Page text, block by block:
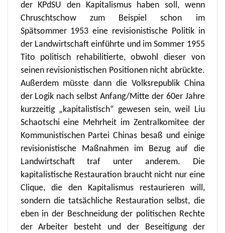
der KPdSU den Kapitalismus haben soll, wenn
Chruschtschow zum Beispiel schon im
Spätsommer 1953 eine revisionistische Politik in
der Landwirtschaft einführte und im Sommer 1955
Tito politisch rehabilitierte, obwohl dieser von
seinen revisionistischen Positionen nicht abrückte.
Außerdem müsste dann die Volksrepublik China
der Logik nach selbst Anfang/Mitte der 60er Jahre
kurzzeitig „kapitalistisch“ gewesen sein, weil Liu
Schaotschi eine Mehrheit im Zentralkomitee der
Kommunistischen Partei Chinas besaß und einige
revisionistische Maßnahmen im Bezug auf die
Landwirtschaft traf unter anderem. Die
kapitalistische Restauration braucht nicht nur eine
Clique, die den Kapitalismus restaurieren will,
sondern die tatsächliche Restauration selbst, die
eben in der Beschneidung der politischen Rechte
der Arbeiter besteht und der Beseitigung der